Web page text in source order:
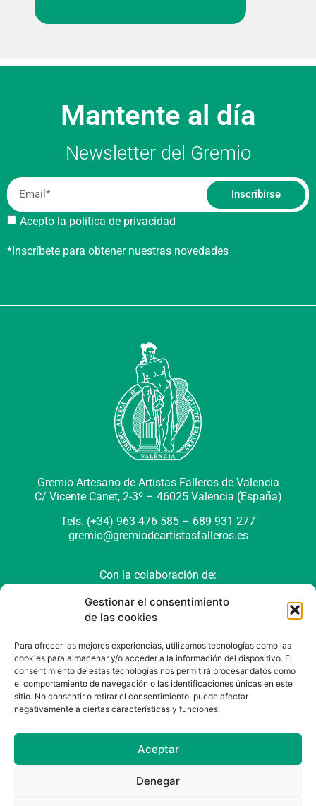
Gestionar el consentimiento
de las cookies
Para ofrecer las mejores experiencias, utilizamos tecnologías como las
cookies para almacenar y/o acceder a la información del dispositivo. El
consentimiento de estas tecnologías nos permitirá procesar datos como
el comportamiento de navegación o las identificaciones únicas en este
sitio. No consentir o retirar el consentimiento, puede afectar
negativamente a ciertas características y funciones.
Aceptar
Denegar
Mantente al día
Newsletter del Gremio
Acepto la política de privacidad
Inscribirse
*Inscríbete para obtener nuestras novedades
Gremio Artesano de Artistas Falleros de Valencia
C/ Vicente Canet, 2-3º – 46025 Valencia (España)
Tels. (+34) 963 476 585 – 689 931 277
gremio@gremiodeartistasfalleros.es
Con la colaboración de:
Política de cookies (UE) Política de privacidad
Aviso Legal